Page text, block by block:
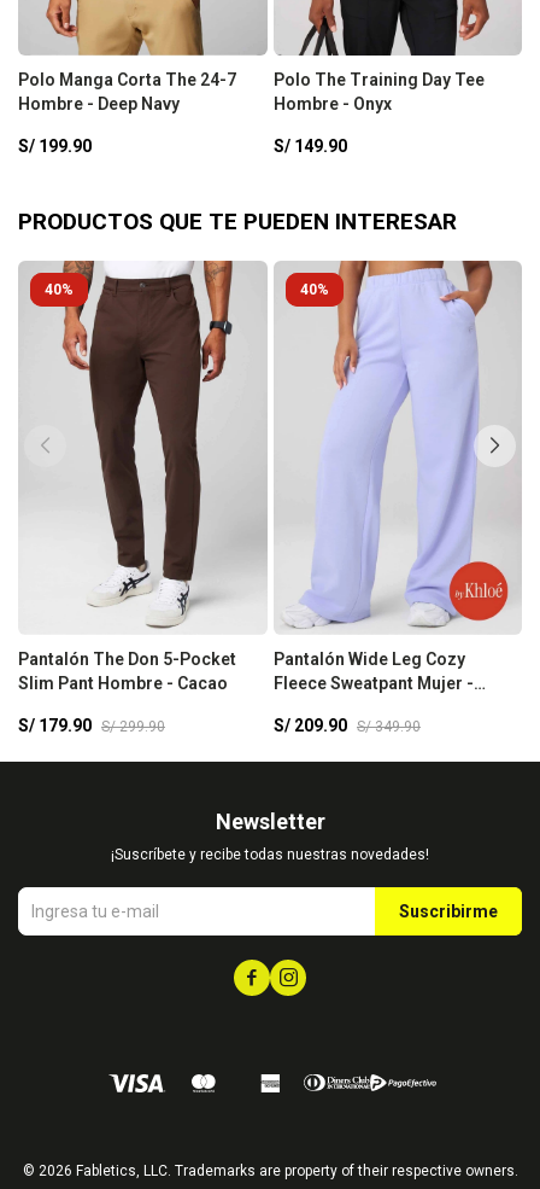
Polo Manga Corta The 24-7
Hombre - Deep Navy
S/ 199.90
Polo The Training Day Tee
Hombre - Onyx
S/ 149.90
PRODUCTOS QUE TE PUEDEN INTERESAR
40
Pantalón The Don 5-Pocket
Slim Pant Hombre - Cacao
S/ 179.90 S/ 299.90
40
Pantalón Wide Leg Cozy
Fleece Sweatpant Mujer -
S/ 209.90 S/ 349.90
Newsletter
¡Suscríbete y recibe todas nuestras novedades!
Suscribirme
 
© 2026 Fabletics, LLC. Trademarks are property of their respective owners.